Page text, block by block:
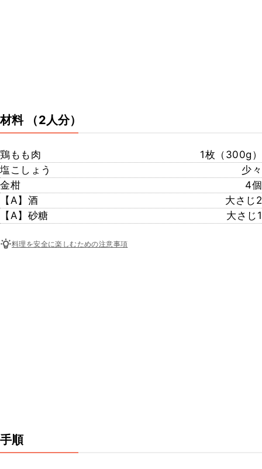
材料 （2人分）
鶏もも肉
1枚（300g）
塩こしょう
少々
金柑
4個
【A】酒
大さじ2
【A】砂糖
大さじ1
料理を安全に楽しむための注意事項
手順